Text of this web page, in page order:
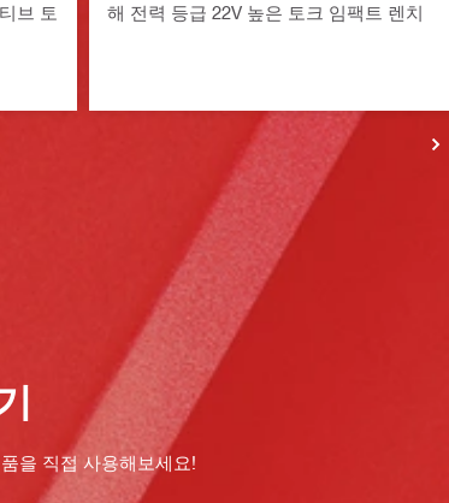
브 토
해 전력 등급 22V 높은 토크 임팩트 렌치
을 직접 사용해보세요!